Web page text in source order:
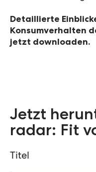
Detaillierte
Konsumverhalten
jetzt downloaden.
Jetzt
radar: Fit
Titel